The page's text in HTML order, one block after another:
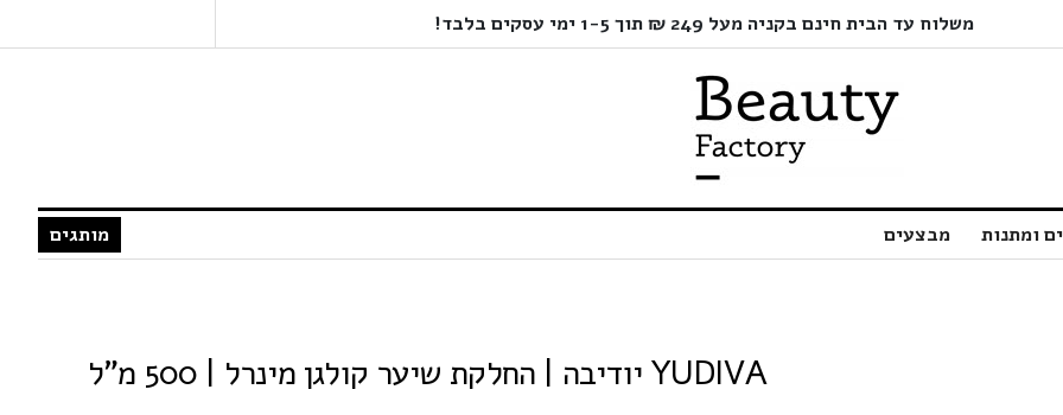
משלוח עד הבית חינם בקניה מעל 249 ₪ תוך 1-5 ימי עסקים בלבד!
ומתנות מבצעים מותגים
YUDIVA יודיבה | החלקת שיער קולגן מינרל | 500 מ”ל